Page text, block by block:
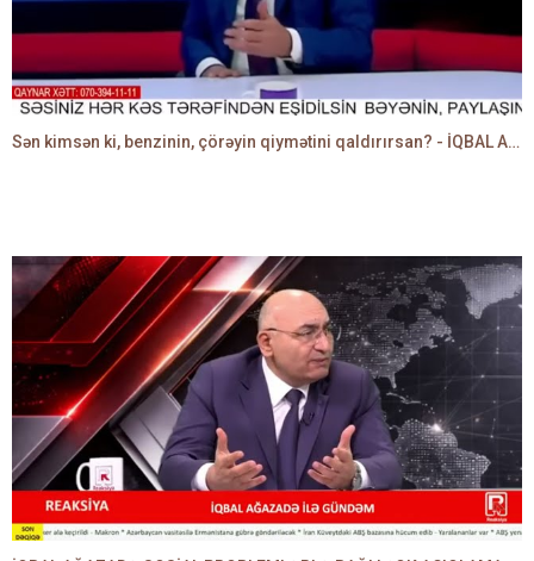
Sən kimsən ki, benzinin, çörəyin qiymətini qaldırırsan? - İQBAL AĞAZADƏ